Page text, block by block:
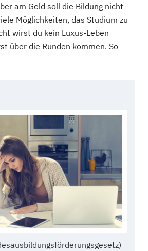
am Geld soll die Bildung nicht
Möglichkeiten, das Studium zu
wirst du kein Luxus-Leben
über die Runden kommen. So